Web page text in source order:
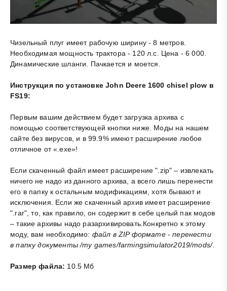
Чизельный плуг имеет рабочую ширину - 8 метров.
Необходимая мощность трактора - 120 л.с. Цена - 6 000.
Динамические шланги. Пачкается и моется.
Инструкция по установке John Deere 1600 chisel plow в
FS19:
Первым вашим действием будет загрузка архива с
помощью соответствующей кнопки ниже. Моды на нашем
сайте без вирусов, и в 99.9% имеют расширение любое
отличное от «.exe»!
Если скаченный файл имеет расширение ".zip" – извлекать
ничего не надо из данного архива, а всего лишь перенести
его в папку к остальным модификациям, хотя бывают и
исключения. Если же скаченный архив имеет расширение
".rar", то, как правило, он содержит в себе целый пак модов
– такие архивы надо разархивировать.Конкретно к этому
моду, вам необходимо: файл в ZIP формате - перенести
в папку документы /my games/farmingsimulator2019/mods/.
Размер файла: 10.5 Мб